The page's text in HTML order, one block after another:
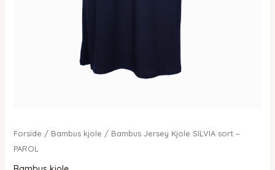
Forside / Bambus kjole / Bambus Jersey Kjole SILVIA sort –
PAROL